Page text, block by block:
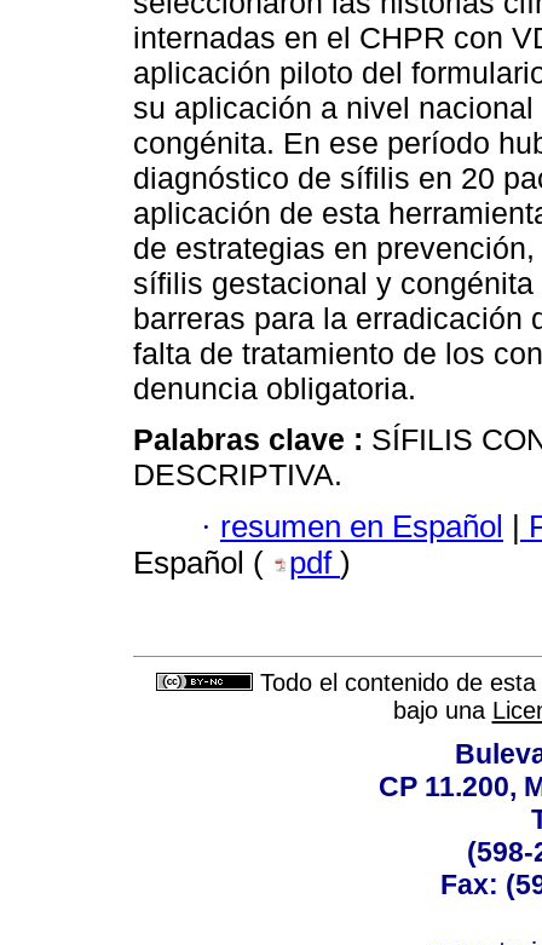
internadas en el CHPR con
aplicación piloto del
su aplicación a nivel
congénita. En ese período
diagnóstico de sífilis en 20
aplicación de esta
de estrategias en
sífilis gestacional y
barreras para la
falta de tratamiento de los
denuncia obligatoria.
Palabras clave : SÍFILIS
DESCRIPTIVA.
· resumen en Español |
Español (
pdf )
Todo el contenido de
bajo una
CP 11.200,
(598-
Fax: